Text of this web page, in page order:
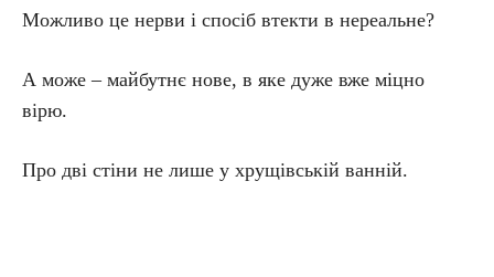
Можливо це нерви і спосіб втекти в нереальне?
А може – майбутнє нове, в яке дуже вже міцно
вірю.
Про дві стіни не лише у хрущівській ванній.